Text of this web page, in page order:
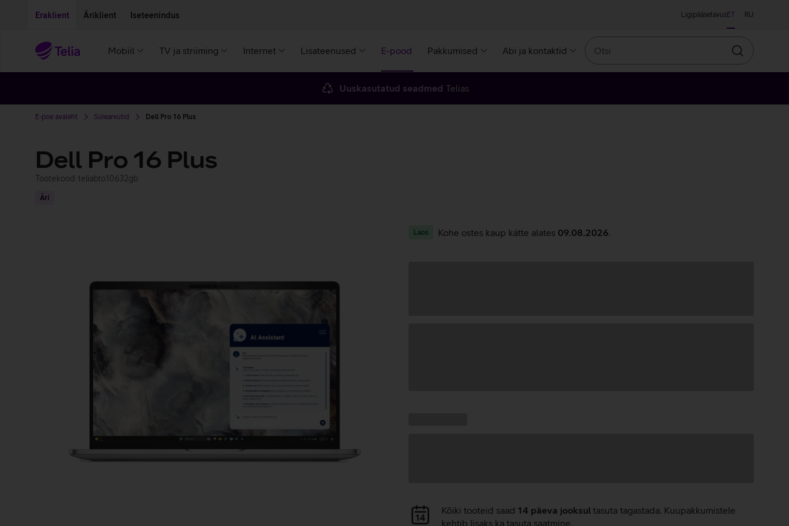
Eraklient Äriklient Iseteenindus LigipääsetavusET RU
Mobiil TV ja striiming Internet Lisateenused E-pood Pakkumised Abi ja kontaktid
Otsin
Uuskasutatud seadmed Telias
E-poe avaleht Sülearvutid Dell Pro 16 Plus
Dell Pro 16 Plus
Tootekood: teliabto10632gb
Äri
Laos Kohe ostes kaup kätte alates 09.08.2026
Andmete
laadimine
Kõiki tooteid saad 14 päeva jooksul tasuta tagastada. Kuupakkumistele
kehtib lisaks ka tasuta saatmine.